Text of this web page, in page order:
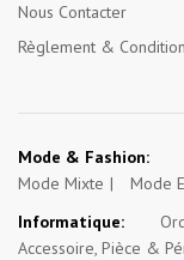
Nous Contacter
Règlement &
Mode & Fashion:
Mode Mixte
Mode
Informatique:
Accessoire, Pièce &